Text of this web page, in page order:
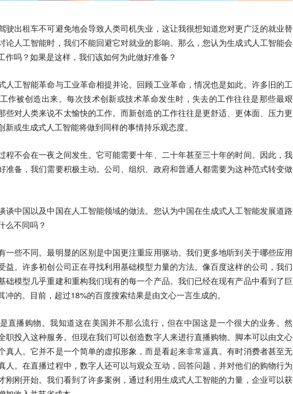
驶出租车不可避免地会导致人类司机失业，这让我很想知道您对更广泛的就业替
论人工智能时，我们不能回避它对就业的影响。那么，您认为生成式人工智能会
作吗？如果是这样，我们该如何为此做好准备？
人工智能革命与工业革命相提并论。回顾工业革命，情况也是如此。许多旧的工
作被创造出来。每次技术创新或技术革命发生时，失去的工作往往是那些最艰
对人类来说不太愉快的工作。而新创造的工作往往是更舒适、更体面、压力更
或生成式人工智能将做到同样的事情持乐观态度。
程不会在一夜之间发生。它可能需要十年、二十年甚至三十年的时间。因此，我
准备，我们需要积极主动。公司、组织、政府和普通人都需要为这种范式转变做
谈中国以及中国在人工智能领域的做法。您认为中国在生成式人工智能发展道路
么不同吗？
一些不同。最明显的区别是中国更注重应用驱动。我们更多地听到关于哪些应用
益。许多初创公司正在寻找利用基础模型力量的方法。像百度这样的公司，我们
础模型几乎重建和重构我们现有的每一个产品。我们已经在现有产品中看到了巨
冲的。目前，超过18%的百度搜索结果是由文心一言生成的。
直播购物。我知道这在美国并不那么流行，但在中国这是一个很大的业务。然
职投入这种服务。但现在我们可以创造数字人来进行直播购物。脚本可以由文心
真人。它并不是一个简单的虚拟形象，而是看起来非常逼真。有时消费者甚至无
人。在直播过程中，数字人还可以与观众互动，回答问题，并对他们的购物行为
刚刚开始。我们看到了许多案例，通过利用生成式人工智能的力量，企业可以获